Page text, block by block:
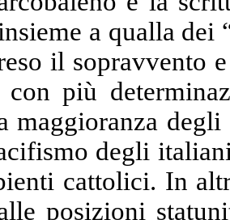
a qualla dei
il sopravvento
con più
maggioranza
degli
cattolici. In
posizioni